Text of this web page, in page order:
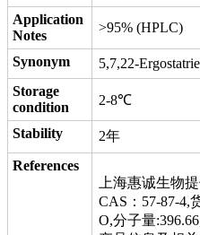
Application
Notes
>95% (HPLC)
Synonym
5,7,22-
Storage
condition
2-8℃
Stability
2年
References
上海惠诚生物
CAS：57-87-4,
O,分子量